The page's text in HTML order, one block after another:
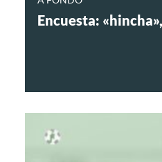
Encuesta: